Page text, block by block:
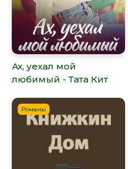
Ах, уехал мой
любимый - Тата Кит
Романы